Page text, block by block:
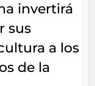
invertirá
sus
a los
de la